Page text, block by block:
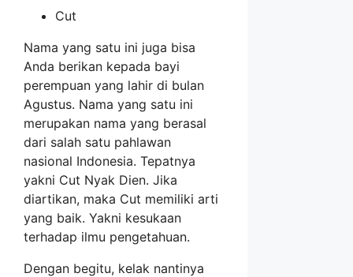
Cut
Nama yang satu ini juga bisa
Anda berikan kepada bayi
perempuan yang lahir di bulan
Agustus. Nama yang satu ini
merupakan nama yang berasal
dari salah satu pahlawan
nasional Indonesia. Tepatnya
yakni Cut Nyak Dien. Jika
diartikan, maka Cut memiliki arti
yang baik. Yakni kesukaan
terhadap ilmu pengetahuan.
Dengan begitu, kelak nantinya